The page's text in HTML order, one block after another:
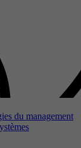
du management